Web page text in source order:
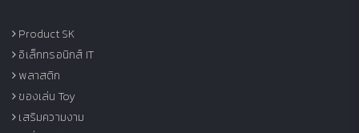
Product SK
อิเล็กทรอนิกส์ IT
พลาสติก
ของเล่น Toy
เสริมความงาม